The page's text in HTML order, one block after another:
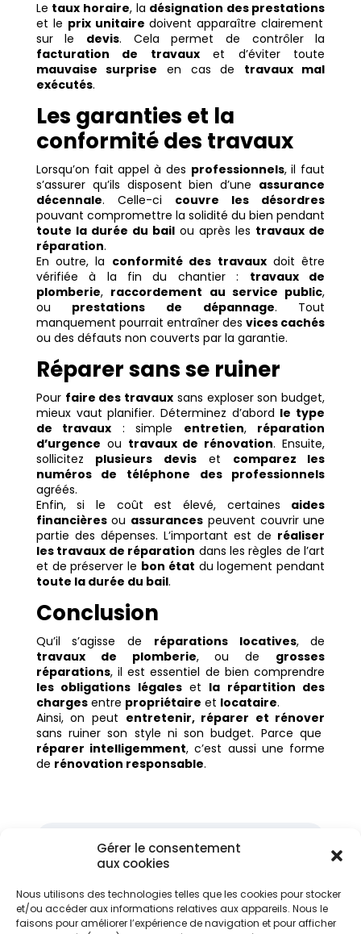
Gérer le consentement
aux cookies
Nous utilisons des technologies telles que les cookies pour stocker
et/ou accéder aux informations relatives aux appareils. Nous le
faisons pour améliorer l’expérience de navigation et pour afficher
Le taux horaire, la désignation des prestations
et le prix unitaire doivent apparaître clairement
sur le devis. Cela permet de contrôler la
facturation de travauxet d’éviter toute
mauvaise surprise en cas de travaux mal
exécutés.
Les garanties et la
conformité des travaux
Lorsqu’on fait appel à des professionnels, il faut
s’assurer qu’ils disposent bien d’une assurance
décennale. Celle-ci couvre les désordres
pouvant compromettre la solidité du bien pendant
toute la durée du bailou après les travaux de
réparation.
En outre, la conformité des travauxdoit être
vérifiée à la fin du chantier : travaux de
plomberie, raccordement au service public,
ou prestations de dépannage. Tout
manquement pourrait entraîner desvices cachés
ou des défauts non couverts par la garantie.
Réparer sans se ruiner
Pour faire des travaux sans exploser son budget,
mieux vaut planifier. Déterminez d’abord le type
de travaux : simple entretien, réparation
d’urgence ou travaux de rénovation. Ensuite,
sollicitez plusieurs devis et comparez les
numéros de téléphone des professionnels
agréés.
Enfin, si le coût est élevé, certaines aides
financièresou assurances peuvent couvrir une
partie des dépenses. L’important est de réaliser
les travaux de réparation dans les règles de l’art
et de préserver le bon état du logement pendant
toute la durée du bail.
Conclusion
Qu’il s’agisse de réparations locatives, de
travaux de plomberie, ou de grosses
réparations, il est essentiel de bien comprendre
les obligations légaleset la répartition des
chargesentre propriétaire et locataire.
Ainsi, on peut entretenir, réparer et rénover
sans ruiner son style ni son budget. Parce que
réparer intelligemment, c’est aussi une forme
de rénovation responsable.
Articles récents